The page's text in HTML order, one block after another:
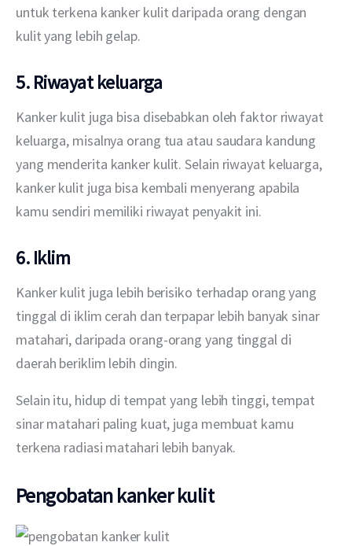
untuk terkena kanker kulit daripada orang dengan
kulit yang lebih gelap.
5. Riwayat keluarga
Kanker kulit juga bisa disebabkan oleh faktor riwayat
keluarga, misalnya orang tua atau saudara kandung
yang menderita kanker kulit. Selain riwayat keluarga,
kanker kulit juga bisa kembali menyerang apabila
kamu sendiri memiliki riwayat penyakit ini.
6. Iklim
Kanker kulit juga lebih berisiko terhadap orang yang
tinggal di iklim cerah dan terpapar lebih banyak sinar
matahari, daripada orang-orang yang tinggal di
daerah beriklim lebih dingin.
Selain itu, hidup di tempat yang lebih tinggi, tempat
sinar matahari paling kuat, juga membuat kamu
terkena radiasi matahari lebih banyak.
Pengobatan kanker kulit